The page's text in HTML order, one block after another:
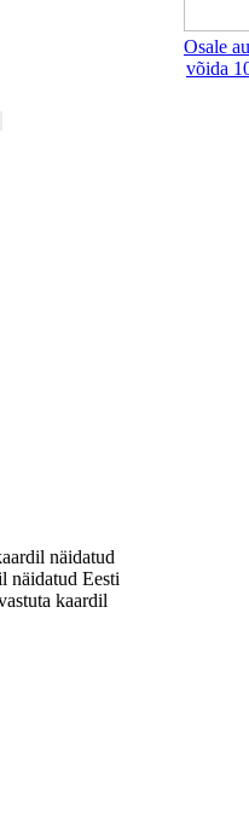
näidatud
näidatud Eesti
kaardil
Osale
võida